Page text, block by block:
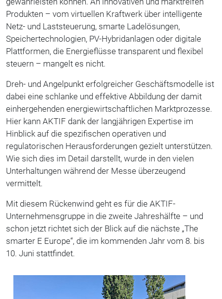
Produkten – vom virtuellen Kraftwerk über intelligente
Netz- und Laststeuerung, smarte Ladelösungen,
Speichertechnologien, PV-Hybridanlagen oder digitale
Plattformen, die Energieflüsse transparent und flexibel
steuern – mangelt es nicht.
Dreh- und Angelpunkt erfolgreicher Geschäftsmodelle ist
dabei eine schlanke und effektive Abbildung der damit
einhergehenden energiewirtschaftlichen Marktprozesse.
Hier kann AKTIF dank der langjährigen Expertise im
Hinblick auf die spezifischen operativen und
regulatorischen Herausforderungen gezielt unterstützen.
Wie sich dies im Detail darstellt, wurde in den vielen
Unterhaltungen während der Messe überzeugend
vermittelt.
Mit diesem Rückenwind geht es für die AKTIF-
Unternehmensgruppe in die zweite Jahreshälfte – und
schon jetzt richtet sich der Blick auf die nächste „The
smarter E Europe“, die im kommenden Jahr vom 8. bis
10. Juni stattfindet.